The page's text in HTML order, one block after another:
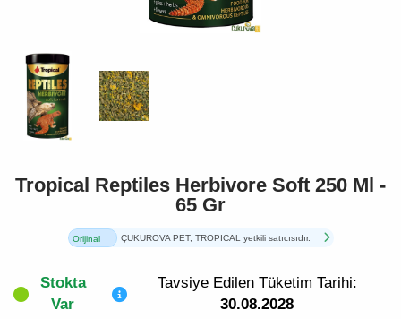
Tropical Reptiles Herbivore Soft 250 Ml -
65 Gr
Orijinal
ÇUKUROVA PET, TROPICAL yetkili satıcısıdır.
Stokta
Var
Tavsiye Edilen Tüketim Tarihi:
30.08.2028